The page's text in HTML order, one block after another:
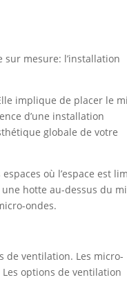
mesure: l’installation
implique de placer le
d’une installation
globale de votre
où l’espace est
hotte au-dessus du
ondes.
de ventilation. Les micro-
options de ventilation